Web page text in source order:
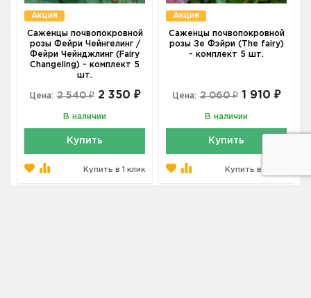
Акция
Саженцы почвопокровной
розы Фейри Чейнгелинг /
Фейри Чейнджлинг (Fairy
Changeling) - комплект 5
шт.
Цена: 2 540 ₽ 2 350 ₽
В наличии
Купить
Купить в 1 клик
Акция
Саженцы почвопокровной
розы Зе Фэйри (The fairy)
- комплект 5 шт.
Цена: 2 060 ₽ 1 910 ₽
В наличии
Купить
Купить в 1 клик